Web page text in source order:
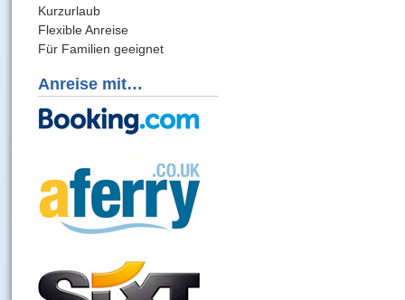
Kurzurlaub
Flexible Anreise
Für Familien geeignet
Anreise mit…